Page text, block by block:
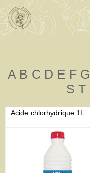
A B C D E F G
S T
Acide chlorhydrique 1L